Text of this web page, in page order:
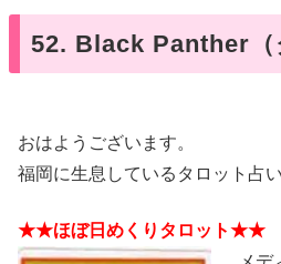
52. Black Panther（
おはようございます。
福岡に生息しているタロット占
★★ほぼ日めくりタロット★★